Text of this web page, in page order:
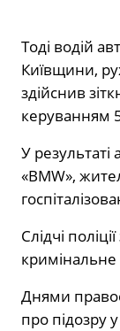
Тоді водій
Київщини,
здійснив
керуванням
У
«BMW»,
Слідчі
Днями
про підозру